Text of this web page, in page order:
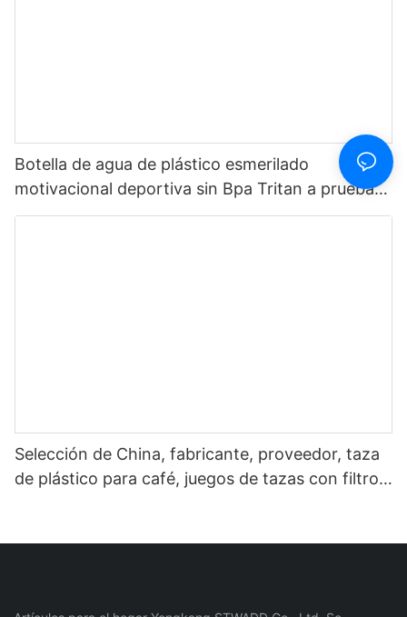
Botella de agua de plástico esmerilado
motivacional deportiva sin Bpa Tritan a prueba
de fugas personalizada de 32oz con marcador
Selección de China, fabricante, proveedor, taza
de plástico para café, juegos de tazas con filtro